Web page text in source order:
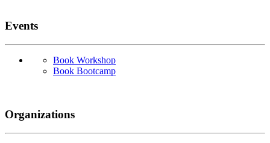
Events
Book Workshop
Book Bootcamp
Organizations